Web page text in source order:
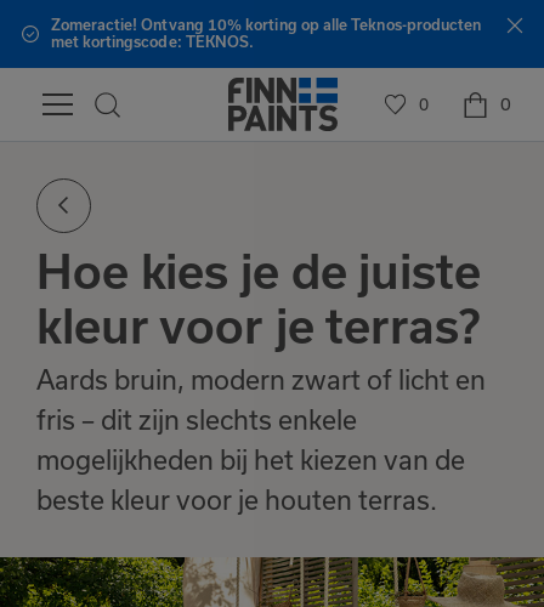
Zomeractie! Ontvang 10% korting op alle Teknos-producten
met kortingscode: TEKNOS.
0 0
Hoe kies je de juiste
kleur voor je terras?
Aards bruin, modern zwart of licht en
fris – dit zijn slechts enkele
mogelijkheden bij het kiezen van de
beste kleur voor je houten terras.